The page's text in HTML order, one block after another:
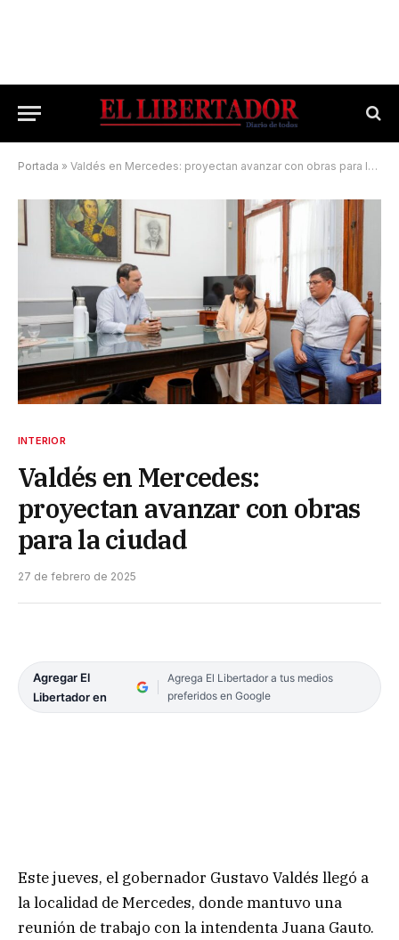
Portada » Valdés en Mercedes: proyectan avanzar con obras para la ciudad
INTERIOR
Valdés en Mercedes:
proyectan avanzar con obras
para la ciudad
27 de febrero de 2025
Agregar El
Libertador en
Agrega El Libertador a tus medios
preferidos en Google
Este jueves, el gobernador Gustavo Valdés llegó a
la localidad de Mercedes, donde mantuvo una
reunión de trabajo con la intendenta Juana Gauto.